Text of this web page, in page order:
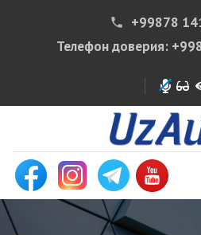
phone
+99878
Телефон доверия: